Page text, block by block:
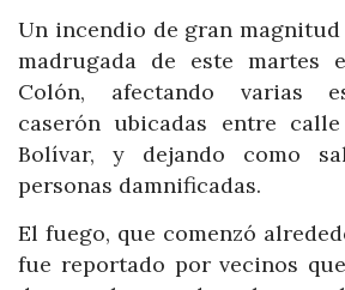
Un incendio de gran
madrugada de este martes
Colón, afectando varias
caserón ubicadas entre
Bolívar, y dejando como
personas damnificadas.
El fuego, que comenzó
fue reportado por vecinos